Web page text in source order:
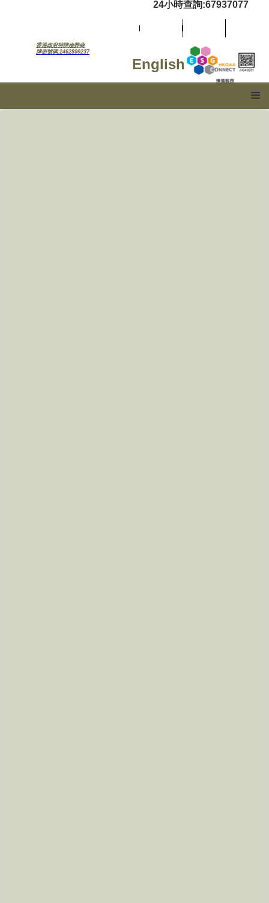
香港政府持牌殮葬商
牌照號碼:2462800237
24小時查詢:67937077
English